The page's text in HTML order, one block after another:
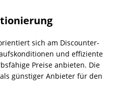
sich am Discounter-
und effiziente
Preise anbieten. Die
günstiger Anbieter für den